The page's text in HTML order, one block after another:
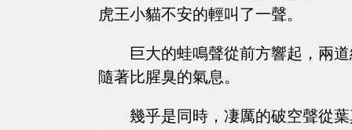
虎王小貓不安的輕叫了一聲。
巨大的蛙鳴聲從前方響起，兩
隨著比腥臭的氣息。
幾乎是同時，凄厲的破空聲從